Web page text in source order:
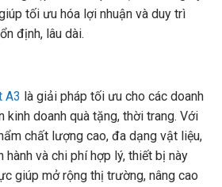
tối ưu hóa lợi nhuận và duy trì
định, lâu dài.
A3 là giải pháp tối ưu cho các doanh
kinh doanh quà tặng, thời trang. Với
chất lượng cao, đa dạng vật liệu,
hành và chi phí hợp lý, thiết bị này
giúp mở rộng thị trường, nâng cao